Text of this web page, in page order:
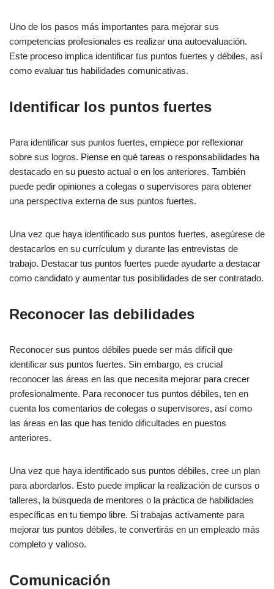
Uno de los pasos más importantes para mejorar sus
competencias profesionales es realizar una autoevaluación.
Este proceso implica identificar tus puntos fuertes y débiles, así
como evaluar tus habilidades comunicativas.
Identificar los puntos fuertes
Para identificar sus puntos fuertes, empiece por reflexionar
sobre sus logros. Piense en qué tareas o responsabilidades ha
destacado en su puesto actual o en los anteriores. También
puede pedir opiniones a colegas o supervisores para obtener
una perspectiva externa de sus puntos fuertes.
Una vez que haya identificado sus puntos fuertes, asegúrese de
destacarlos en su currículum y durante las entrevistas de
trabajo. Destacar tus puntos fuertes puede ayudarte a destacar
como candidato y aumentar tus posibilidades de ser contratado.
Reconocer las debilidades
Reconocer sus puntos débiles puede ser más difícil que
identificar sus puntos fuertes. Sin embargo, es crucial
reconocer las áreas en las que necesita mejorar para crecer
profesionalmente. Para reconocer tus puntos débiles, ten en
cuenta los comentarios de colegas o supervisores, así como
las áreas en las que has tenido dificultades en puestos
anteriores.
Una vez que haya identificado sus puntos débiles, cree un plan
para abordarlos. Esto puede implicar la realización de cursos o
talleres, la búsqueda de mentores o la práctica de habilidades
específicas en tu tiempo libre. Si trabajas activamente para
mejorar tus puntos débiles, te convertirás en un empleado más
completo y valioso.
Comunicación